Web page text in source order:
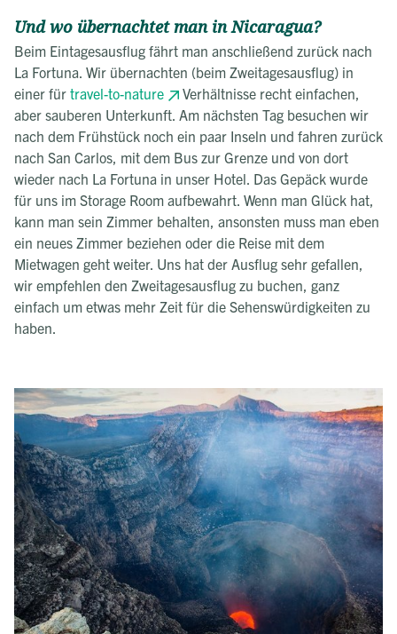
Und wo übernachtet man in Nicaragua?
Beim Eintagesausflug fährt man anschließend zurück nach
La Fortuna. Wir übernachten (beim Zweitagesausflug) in
einer für travel-to-nature
Verhältnisse recht einfachen,
aber sauberen Unterkunft. Am nächsten Tag besuchen wir
nach dem Frühstück noch ein paar Inseln und fahren zurück
nach San Carlos, mit dem Bus zur Grenze und von dort
wieder nach La Fortuna in unser Hotel. Das Gepäck wurde
für uns im Storage Room aufbewahrt. Wenn man Glück hat,
kann man sein Zimmer behalten, ansonsten muss man eben
ein neues Zimmer beziehen oder die Reise mit dem
Mietwagen geht weiter. Uns hat der Ausflug sehr gefallen,
wir empfehlen den Zweitagesausflug zu buchen, ganz
einfach um etwas mehr Zeit für die Sehenswürdigkeiten zu
haben.